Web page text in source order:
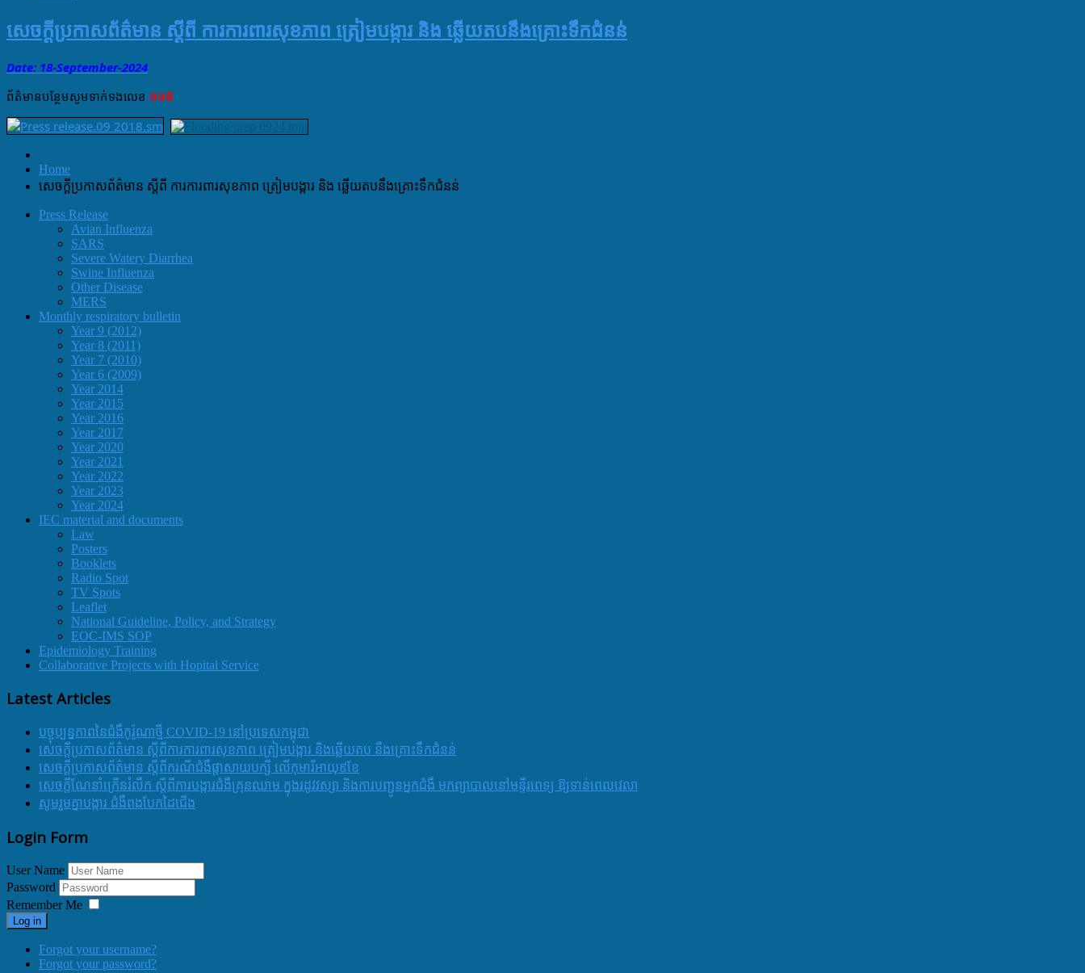
សេចក្តីប្រកាសព័ត៌មាន ស្តីពី ការការពារសុខភាព ត្រៀមបង្ការ និង ឆ្លើយតបនឹងគ្រោះទឹកជំនន់
Date: 18-September-2024
ព័ត៌មាន​បន្ថែម​សូម​ទាក់ទង​លេខ​ ១១៥
Home
សេចក្តីប្រកាសព័ត៌មាន ស្តីពី ការការពារសុខភាព ត្រៀមបង្ការ និង ឆ្លើយតបនឹងគ្រោះទឹកជំនន់
Press Release
Avian Influenza
SARS
Severe Watery Diarrhea
Swine Influenza
Other Disease
MERS
Monthly respiratory bulletin
Year 9 (2012)
Year 8 (2011)
Year 7 (2010)
Year 6 (2009)
Year 2014
Year 2015
Year 2016
Year 2017
Year 2020
Year 2021
Year 2022
Year 2023
Year 2024
IEC material and documents
Law
Posters
Booklets
Radio Spot
TV Spots
Leaflet
National Guideline, Policy, and Strategy
EOC-IMS SOP
Epidemiology Training
Collaborative Projects with Hopital Service
Latest Articles
បច្ចុប្បន្នភាពនៃជំងឺកូរ៉ូណាថ្មី COVID-19 នៅប្រទេសកម្ពុជា
សេចក្តីប្រកាសព័ត៌មាន ស្តីពីការការពារសុខភាព ត្រៀមបង្ការ និងឆ្លើយតប នឹងគ្រោះទឹកជំនន់
សេចក្តីប្រកាសព័ត៌មាន ស្តីពីករណីជំងឺផ្តាសាយបក្សី លើកុមារីអាយុ៩ខែ
សេចក្ដីណែនាំក្រើនរំលឹក ស្ដីពីការបង្ការជំងឺគ្រុនឈាម ក្នុងរដូវវស្សា និងការបញ្ជូនអ្នកជំងឺ មកព្យាបាលនៅមន្ទីរពេទ្យ ឱ្យទាន់ពេលវេលា
សូមរួមគ្នាបង្ការ ជំងឺពងបែកដៃជើង
Login Form
User Name
Password
Remember Me
Log in
Forgot your username?
Forgot your password?